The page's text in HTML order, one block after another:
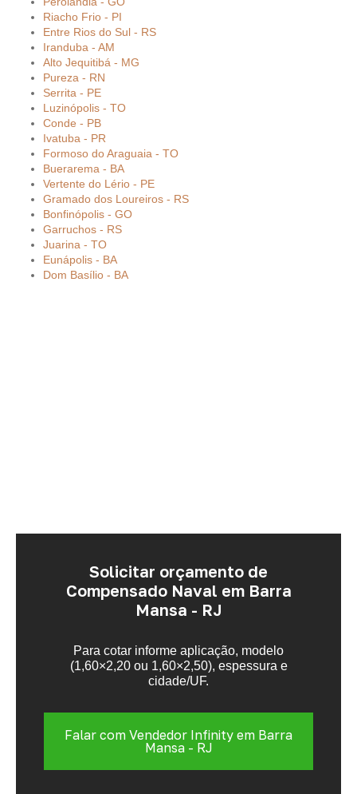
Riacho Frio - PI
Entre Rios do Sul - RS
Iranduba - AM
Alto Jequitibá - MG
Pureza - RN
Serrita - PE
Luzinópolis - TO
Conde - PB
Ivatuba - PR
Formoso do Araguaia - TO
Buerarema - BA
Vertente do Lério - PE
Gramado dos Loureiros - RS
Bonfinópolis - GO
Garruchos - RS
Juarina - TO
Eunápolis - BA
Dom Basílio - BA
Solicitar orçamento de
Compensado Naval em Barra
Mansa - RJ
Para cotar informe aplicação, modelo
(1,60×2,20 ou 1,60×2,50), espessura e
cidade/UF.
Falar com Vendedor Infinity em Barra
Mansa - RJ